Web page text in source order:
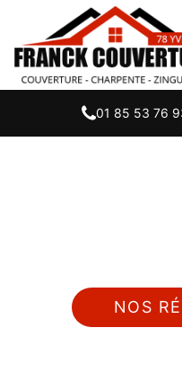
01 85 53 76
NOS